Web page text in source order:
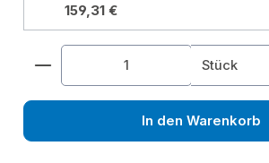
159,31 €
Produkt Anzahl: Gib denStück
In den Warenkorb